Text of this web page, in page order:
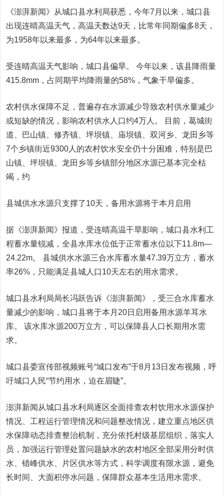
《澎湃新闻》从城口县水利局获悉，今年7月以来，城口县
出现连晴高温天气，高温天数达9天，比常年同期偏多8天，
为1958年以来最多，为64年以来最多。
受连晴高温天气影响，城口县偏旱。 今年以来，该县降雨量
415.8mm，占同期平均降雨量的58%，气象干旱偏多。
农村供水保障不足，普遍存在水源减少导致农村供水量减少
或短缺的情况，影响农村供水人口约4万人。 目前，葛城街
道、巴山镇、修齐镇、坪坝镇、庙坝镇、双河乡、龙田乡等
7个乡镇街近9300人的农村饮水安全仍十分困难，特别是巴
山镇、坪坝镇、龙田乡等乡镇部分地区水源已基本完全枯
竭，约
县城供水水源只支撑了10天，备用水源将于本月启用
据《澎湃新闻》报道，受连晴高温干旱影响，城口县水利工
程蓄水量锐减，全县水库水位低于正常蓄水位以下11.8m—
24.22m。 县城供水水源三合水库蓄水量47.39万立方，蓄水
率26%，只能满足县城人口10天左右的用水需求。
城口县水利局局长冯跃告诉《澎湃新闻》，受三合水库蓄水
量减少的影响，城口县将于本月20日启用备用水源羊耳水
库。 该水库水源200万立方，可以保障县人口长期用水需
求。
城口县委宣传部视频账号“城口发布”于8月13日发布视频，呼
吁城口人民“节约用水，迫在眉睫”。
澎湃新闻从城口县水利局逐区全面排查农村饮用水水源保护
情况、工程运行管理情况和问题整改情况，建立重点地区供
水保障动态排查整治机制，充分依托村级基层组织，落实人
员，加强运行管理处置问题缺水的农村地区全部采用分时供
水、错峰供水、片区供水等方式，科学调度有限水源，避免
长时间、大面积停水问题，保障群众基本生活用水需求。